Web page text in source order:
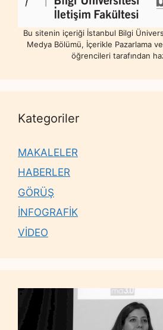
Bu sitenin içeriği İstanbul Bilgi
Medya Bölümü, İçerikle Pazarlama
öğrencileri tarafından
Kategoriler
MAKALELER
HABERLER
GÖRÜŞ
İNFOGRAFİK
VİDEO